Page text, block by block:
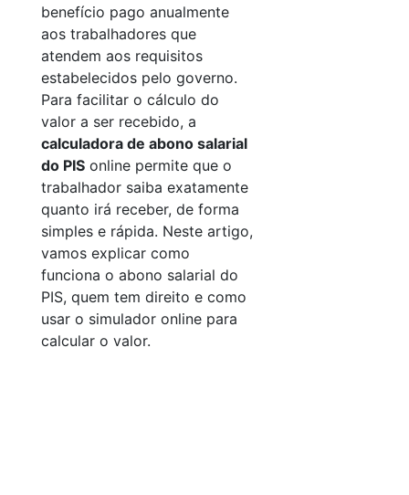
benefício pago anualmente
aos trabalhadores que
atendem aos requisitos
estabelecidos pelo governo.
Para facilitar o cálculo do
valor a ser recebido, a
calculadora de abono salarial
do PIS online permite que o
trabalhador saiba exatamente
quanto irá receber, de forma
simples e rápida. Neste artigo,
vamos explicar como
funciona o abono salarial do
PIS, quem tem direito e como
usar o simulador online para
calcular o valor.